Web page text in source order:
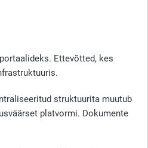
Ettevõtted, kes
struktuurita muutub
platvormi. Dokumente